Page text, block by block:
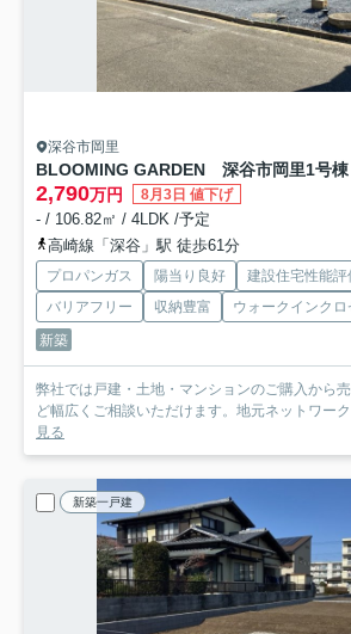
深谷市岡里
BLOOMING GARDEN 深谷市岡里1号棟
2,790万円 8月3日 値下げ
- / 106.82㎡ / 4LDK /予定
高崎線「深谷」駅 徒歩61分
プロパンガス 陽当り良好
建設住宅性能評
バリアフリー
収納豊富
ウォークインクロ
新築
弊社では戸建・土地・マンションのご購入から
ど幅広くご相談いただけます。地元ネットワー
見る
新築一戸建